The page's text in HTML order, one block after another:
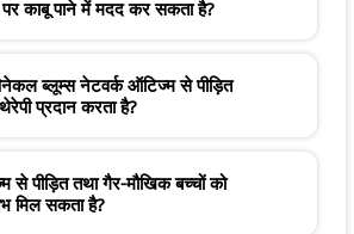
काबू पाने में मदद कर सकता है?
ब्लूम्स नेटवर्क ऑटिज्म से पीड़ित
प्रदान करता है?
पीड़ित तथा गैर-मौखिक बच्चों को
मिल सकता है?